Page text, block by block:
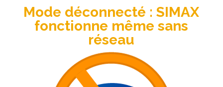
Mode déconnecté : SIMAX
fonctionne même sans
réseau